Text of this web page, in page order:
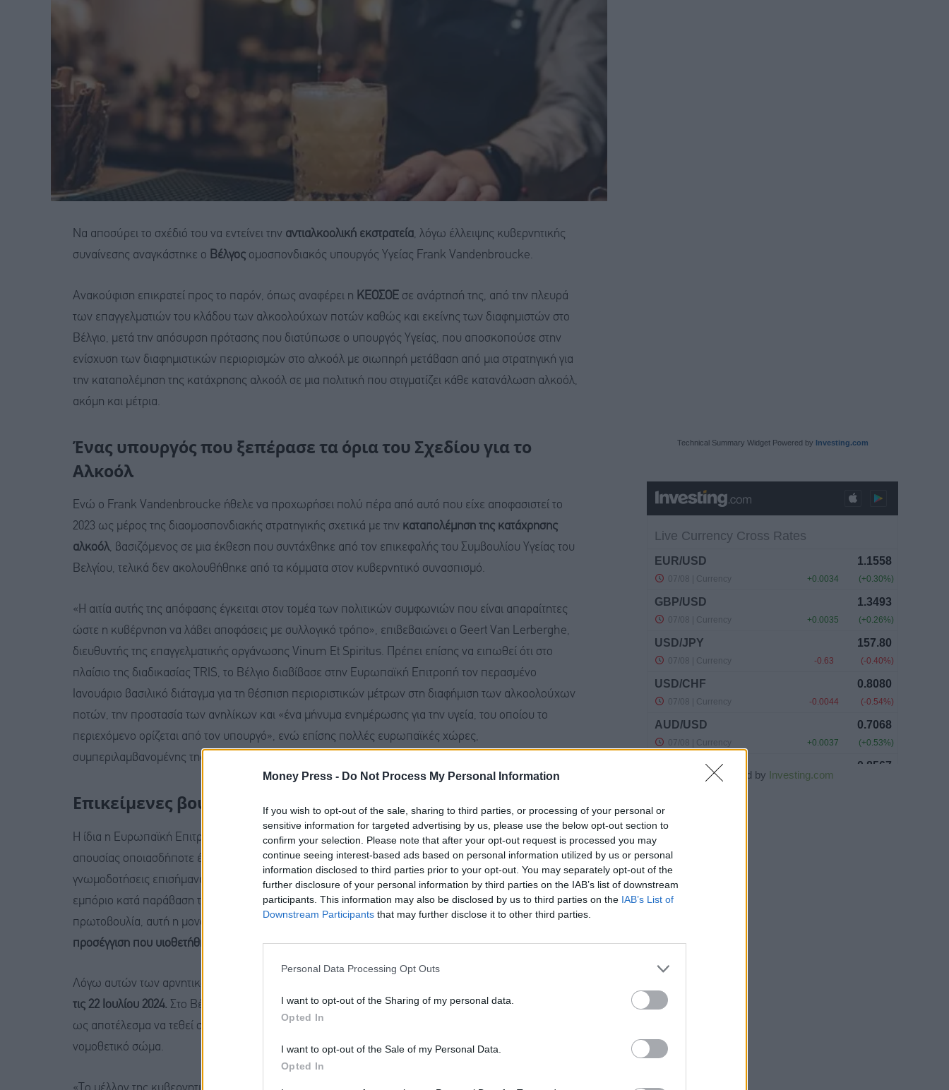
Money Press - Do Not Process My Personal Information
If you wish to opt-out of the sale, sharing to third parties, or processing of your personal or
sensitive information for targeted advertising by us, please use the below opt-out section to
confirm your selection. Please note that after your opt-out request is processed you may
continue seeing interest-based ads based on personal information utilized by us or personal
information disclosed to third parties prior to your opt-out. You may separately opt-out of the
further disclosure of your personal information by third parties on the IAB’s list of downstream
participants. This information may also be disclosed by us to third parties on the IAB’s List of
Downstream Participants that may further disclose it to other third parties.
Personal Data Processing Opt Outs
I want to opt-out of the Sharing of my personal data.
Opted In
I want to opt-out of the Sale of my Personal Data.
Opted In
Να αποσύρει το σχέδιό του να εντείνει την αντιαλκοολική εκστρατεία, λόγω έλλειψης κυβερνητικής
συναίνεσης αναγκάστηκε ο Βέλγος ομοσπονδιακός υπουργός Υγείας Frank Vandenbroucke.
Ανακούφιση επικρατεί προς το παρόν, όπως αναφέρει η ΚΕΟΣΟΕ σε ανάρτησή της, από την πλευρά
των επαγγελματιών του κλάδου των αλκοολούχων ποτών καθώς και εκείνης των διαφημιστών στο
Βέλγιο, μετά την απόσυρση πρότασης που διατύπωσε ο υπουργός Υγείας, που αποσκοπούσε στην
ενίσχυση των διαφημιστικών περιορισμών στο αλκοόλ με σιωπηρή μετάβαση από μια στρατηγική για
την καταπολέμηση της κατάχρησης αλκοόλ σε μια πολιτική που στιγματίζει κάθε κατανάλωση αλκοόλ,
ακόμη και μέτρια.
Ένας υπουργός που ξεπέρασε τα όρια του Σχεδίου για το
Αλκοόλ
Ενώ ο Frank Vandenbroucke ήθελε να προχωρήσει πολύ πέρα από αυτό που είχε αποφασιστεί το
2023 ως μέρος της διαομοσπονδιακής στρατηγικής σχετικά με την καταπολέμηση της κατάχρησης
αλκοόλ, βασιζόμενος σε μια έκθεση που συντάχθηκε από τον επικεφαλής του Συμβουλίου Υγείας του
Βελγίου, τελικά δεν ακολουθήθηκε από τα κόμματα στον κυβερνητικό συνασπισμό.
«Η αιτία αυτής της απόφασης έγκειται στον τομέα των πολιτικών συμφωνιών που είναι απαραίτητες
ώστε η κυβέρνηση να λάβει αποφάσεις με συλλογικό τρόπο», επιβεβαιώνει ο Geert Van Lerberghe,
διευθυντής της επαγγελματικής οργάνωσης Vinum Et Spiritus. Πρέπει επίσης να ειπωθεί ότι στο
πλαίσιο της διαδικασίας TRIS, το Βέλγιο διαβίβασε στην Ευρωπαϊκή Επιτροπή τον περασμένο
Ιανουάριο βασιλικό διάταγμα για τη θέσπιση περιοριστικών μέτρων στη διαφήμιση των αλκοολούχων
ποτών, την προστασία των ανηλίκων και «ένα μήνυμα ενημέρωσης για την υγεία, του οποίου το
περιεχόμενο ορίζεται από τον υπουργό», ενώ επίσης πολλές ευρωπαϊκές χώρες,
συμπεριλαμβανομένης της Ιταλίας, έχουν εκδώσει λεπτομερείς γνωμοδοτήσεις.
Επικείμενες βουλευτικές εκλογές
Η ίδια η Ευρωπαϊκή Επιτροπή έχει επισημάνειασυνέπειες στο κείμενο, συμπεριλαμβανομένης της
απουσίας οποιασδήποτε ένδειξης σχετικά με τις προθεσμίες έγκρισης. Από την πλευρά τους, οι άλλες
γνωμοδοτήσεις επισήμαναν το ασαφές πεδίο εφαρμογής και τον κίνδυνο δημιουργίας εμποδίου στο
εμπόριο κατά παράβαση του ευρωπαϊκού δικαίου. Σημειώστε επίσης ότι, όπως και η ιρλανδική
πρωτοβουλία, αυτή η μονομερής επιθυμία του Βελγίου θα μπορούσε
προσέγγιση που υιοθετήθηκε σε ευρωπαϊκό επίπεδο.
Λόγω αυτών των αρνητικών απόψεων,
τις 22 Ιουλίου 2024. Στο Βέλγιο, η διεξαγωγή ομοσπονδιακών βουλευτικών εκλογών στις 9 Ιουνίου είχε
ως αποτέλεσμα να τεθεί σε αναμονή η πρόταση του ομοσπονδιακού υπουργού Υγείας στο σημερινό
νομοθετικό σώμα.
Technical Summary Widget Powered by Investing.com
Powered by Investing.com